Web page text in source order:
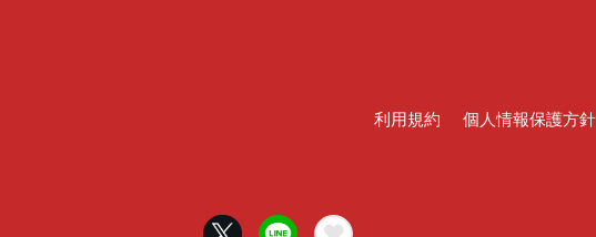
利用規約 個人情報保護方針